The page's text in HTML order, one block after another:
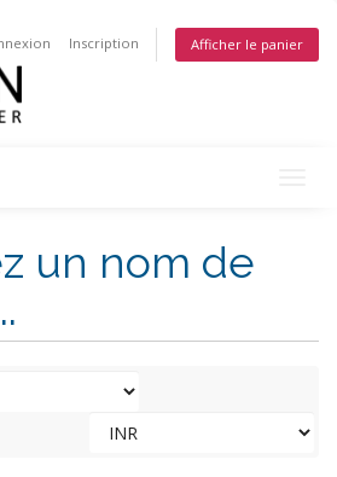
Inscription Afficher le panier
un nom de